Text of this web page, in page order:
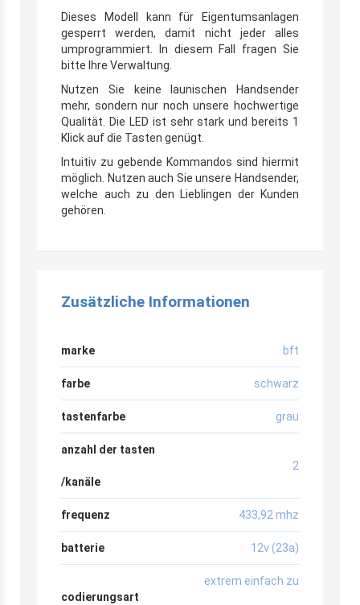
Dieses Modell kann für Eigentumsanlagen
gesperrt werden, damit nicht jeder alles
umprogrammiert. In diesem Fall fragen Sie
bitte Ihre Verwaltung.
Nutzen Sie keine launischen Handsender
mehr, sondern nur noch unsere hochwertige
Qualität. Die LED ist sehr stark und bereits 1
Klick auf die Tasten genügt.
Intuitiv zu gebende Kommandos sind hiermit
möglich. Nutzen auch Sie unsere Handsender,
welche auch zu den Lieblingen der Kunden
gehören.
Zusätzliche Informationen
marke bft
farbe schwarz
tastenfarbe grau
anzahl der tasten
/kanäle
2
frequenz 433,92 mhz
batterie 12v (23a)
codierungsart
extrem einfach zu